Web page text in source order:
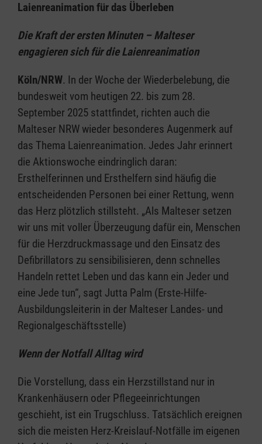
Laienreanimation für das Überleben
Die Kraft der ersten Minuten – Malteser
engagieren sich für die Laienreanimation
Köln/NRW. In der Woche der Wiederbelebung, die
bundesweit vom heutigen 22. bis zum 28.
September 2025 stattfindet, richten auch die
Malteser NRW wieder besonderes Augenmerk auf
das Thema Laienreanimation. Jedes Jahr erinnert
die Aktionswoche eindringlich daran:
Ersthelferinnen und Ersthelfern sind häufig die
entscheidenden Personen bei einer Rettung, wenn
das Herz plötzlich stillsteht. „Als Malteser setzen
wir uns mit voller Überzeugung dafür ein, Menschen
für die Herzdruckmassage und den Einsatz des
Defibrillators zu sensibilisieren, denn schnelles
Handeln rettet Leben und das kann ein Jeder und
eine Jede tun“, sagt Jutta Palm (Erste-Hilfe-
Ausbildungsleiterin in der Malteser Landes- und
Regionalgeschäftsstelle)
Wenn der Notfall Alltag wird
Die Vorstellung, dass ein Herzstillstand nur in
Krankenhäusern oder Pflegeeinrichtungen
geschieht, ist ein Trugschluss. Tatsächlich ereignen
sich die meisten Herz-Kreislauf-Notfälle im eigenen